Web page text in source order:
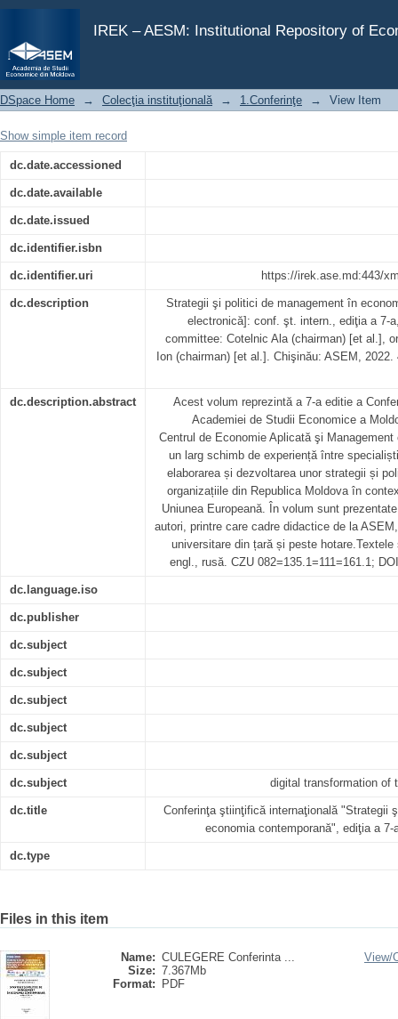
IREK – AESM: Institutional Repository of
Conferinţa ştiinţifică internaţională "Strategii şi politici
iunie 2022, Chişinău
DSpace Home → Colecţia instituţională → 1.Conferinţe → View Item
Show simple item record
dc.date.accessioned
dc.date.available
dc.date.issued
dc.identifier.isbn
dc.identifier.uri https://irek.ase.md:443/
dc.description
Strategii şi politici de management în
electronică]: conf. şt. intern., ediţia a 7-
committee: Cotelnic Ala (chairman) [et al.],
Ion (chairman) [et al.]. Chişinău: ASEM,
dc.description.abstract
Acest volum reprezintă a 7-a editie a
Academiei de Studii Economice a
Centrul de Economie Aplicată şi
un larg schimb de experiență între
elaborarea și dezvoltarea unor strategii și
organizațiile din Republica Moldova în
Uniunea Europeană. În volum sunt
autori, printre care cadre didactice de la
universitare din țară și peste
engl., rusă. CZU 082=135.1=111=161.1;
dc.language.iso
dc.publisher
dc.subject
dc.subject
dc.subject
dc.subject
dc.subject
dc.subject digital transformation of
dc.title
Conferinţa ştiinţifică internaţională "Strategii
economia contemporană", ediţia a
dc.type
Files in this item
Name: CULEGERE Conferinta ...
Size: 7.367Mb
Format:
PDF
View/